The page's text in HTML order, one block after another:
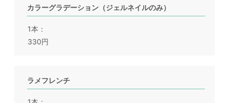
カラーグラデーション（ジェルネイルのみ）
1本
330円
ラメフレンチ